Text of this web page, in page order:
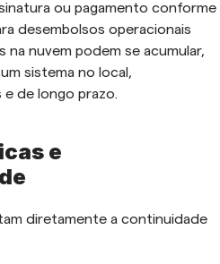
ou pagamento conforme
desembolsos operacionais
nuvem podem se acumular,
sistema no local,
de longo prazo.
e
diretamente a continuidade